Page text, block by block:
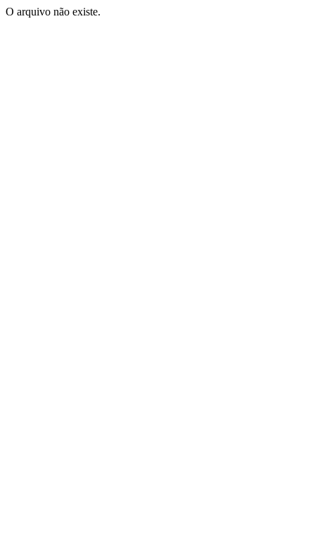
O arquivo não existe.